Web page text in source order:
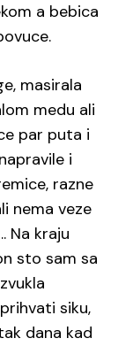
a bebica
masirala
medu ali
par puta i
i
razne
nema veze
Na kraju
sto sam sa
siku,
dana kad